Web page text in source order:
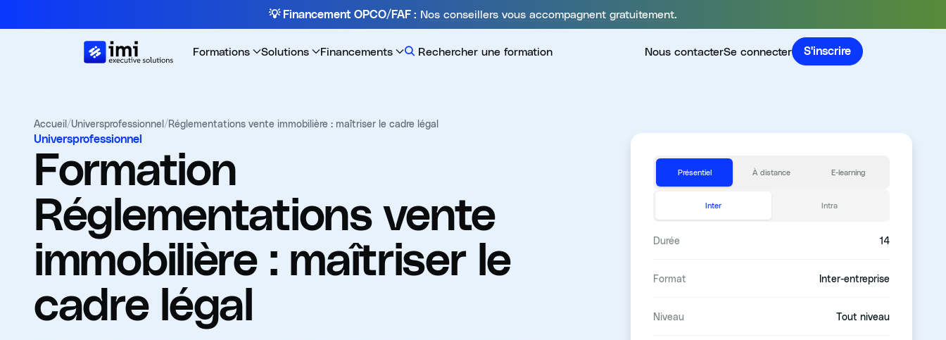
💡 Financement OPCO/FAF : Nos conseillers vous accompagnent gratuitement.
Formations Solutions Financements Rechercher une formation Nous contacterSe connecter S'inscrire
Accueil/Universprofessionnel/Réglementations vente immobilière : maîtriser le cadre légal
Universprofessionnel
Formation
Réglementations vente
immobilière : maîtriser le
cadre légal
Présentiel À distance E-learning
Inter Intra
Durée 14
Format Inter-entreprise
Niveau Tout niveau